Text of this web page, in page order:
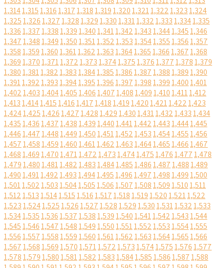
1,3141,3151,3161,3171,3181,3191,3201,3211,3221,3231,324
1,3251,3261,3271,3281,3291,3301,3311,3321,3331,3341,335
1,3361,3371,3381,3391,3401,3411,3421,3431,3441,3451,346
1,3471,3481,3491,3501,3511,3521,3531,3541,3551,3561,357
1,3581,3591,3601,3611,3621,3631,3641,3651,3661,3671,368
1,3691,3701,3711,3721,3731,3741,3751,3761,3771,3781,379
1,3801,3811,3821,3831,3841,3851,3861,3871,3881,3891,390
1,3911,3921,3931,3941,3951,3961,3971,3981,3991,4001,401
1,4021,4031,4041,4051,4061,4071,4081,4091,4101,4111,412
1,4131,4141,4151,4161,4171,4181,4191,4201,4211,4221,423
1,4241,4251,4261,4271,4281,4291,4301,4311,4321,4331,434
1,4351,4361,4371,4381,4391,4401,4411,4421,4431,4441,445
1,4461,4471,4481,4491,4501,4511,4521,4531,4541,4551,456
1,4571,4581,4591,4601,4611,4621,4631,4641,4651,4661,467
1,4681,4691,4701,4711,4721,4731,4741,4751,4761,4771,478
1,4791,4801,4811,4821,4831,4841,4851,4861,4871,4881,489
1,4901,4911,4921,4931,4941,4951,4961,4971,4981,4991,500
1,5011,5021,5031,5041,5051,5061,5071,5081,5091,5101,511
1,5121,5131,5141,5151,5161,5171,5181,5191,5201,5211,522
1,5231,5241,5251,5261,5271,5281,5291,5301,5311,5321,533
1,5341,5351,5361,5371,5381,5391,5401,5411,5421,5431,544
1,5451,5461,5471,5481,5491,5501,5511,5521,5531,5541,555
1,5561,5571,5581,5591,5601,5611,5621,5631,5641,5651,566
1,5671,5681,5691,5701,5711,5721,5731,5741,5751,5761,577
1,5781,5791,5801,5811,5821,5831,5841,5851,5861,5871,588